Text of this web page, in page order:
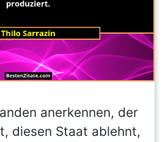
anerkennen, der
diesen Staat ablehnt,